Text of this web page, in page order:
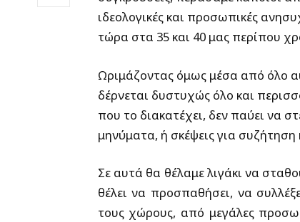
ιδεολογικές και προσωπικές
τώρα στα 35 και 40 μας περίπου
Ωριμάζοντας όμως μέσα από όλο
δέρνεται δυστυχώς όλο και
που το διακατέχει, δεν παύει να
μηνύματα, ή σκέψεις για
Σε αυτά θα θέλαμε λιγάκι να
θέλει να προσπαθήσει, να
τους χώρους, από μεγάλες